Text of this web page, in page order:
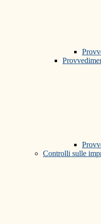
Controlli sulle